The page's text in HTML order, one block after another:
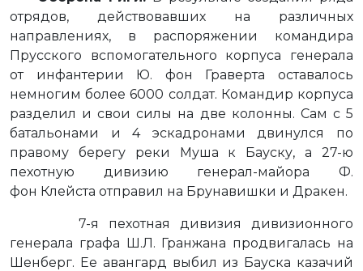
отрядов, действовавших на различных
направлениях, в распоряжении командира
Прусского вспомогательного корпуса генерала
от инфантерии Ю. фон Граверта оставалось
немногим более 6000 солдат. Командир корпуса
разделил и свои силы на две колонны. Сам с 5
батальонами и 4 эскадронами двинулся по
правому берегу реки Муша к Бауску, а 27-ю
пехотную дивизию генерал-майора Ф.
фон Клейста отправил на Брунавишки и Дракен.
7-я пехотная дивизия дивизионного
генерала графа Ш.Л. Гранжана продвигалась на
Шенберг. Ее авангард выбил из Бауска казачий